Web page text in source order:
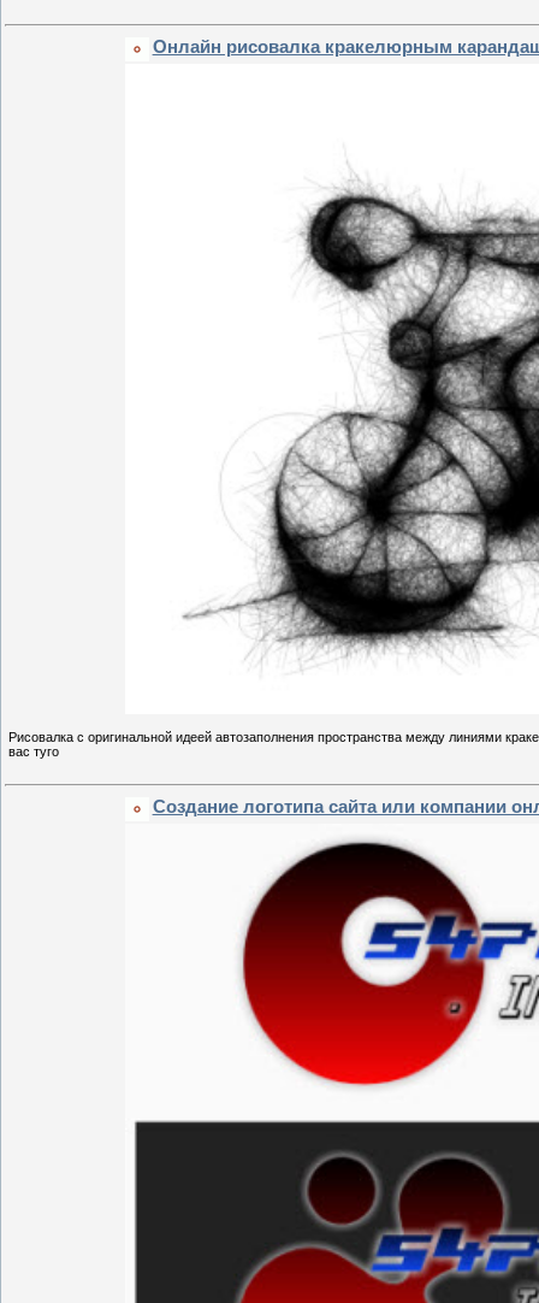
Онлайн рисовалка кракелюрным
Рисовалка с оригинальной идеей автозаполнения пространства между линиями
вас туго
Создание логотипа сайта или компании